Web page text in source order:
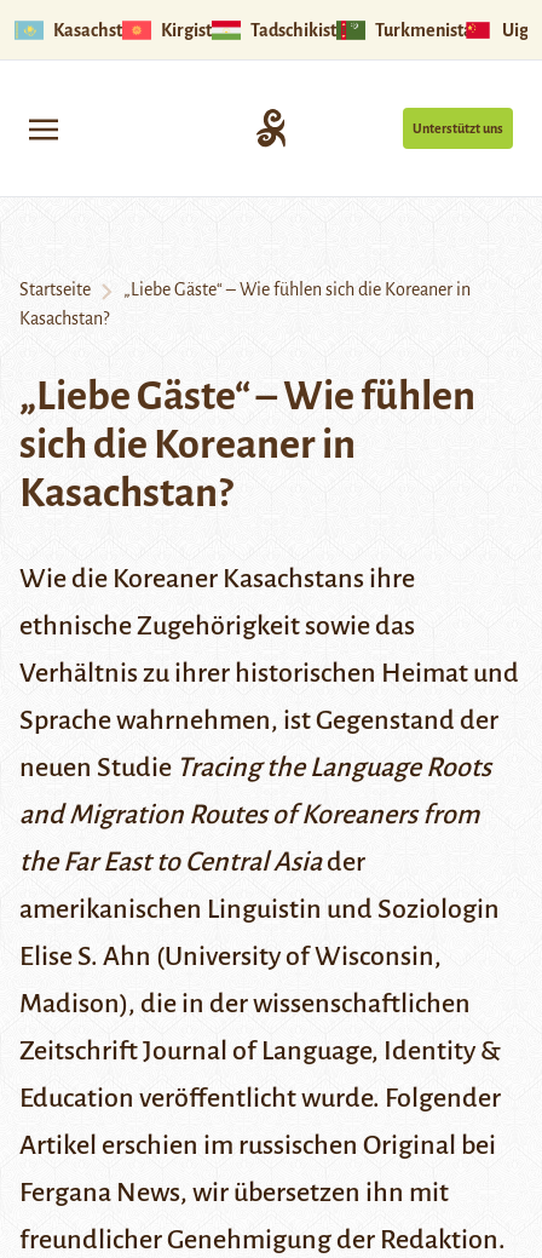
Kasachstan Kirgistan Tadschikistan Turkmenistan
Unterstützt uns
Startseite
„Liebe Gäste“ – Wie fühlen sich die Koreaner in
Kasachstan?
„Liebe Gäste“ – Wie fühlen
sich die Koreaner in
Kasachstan?
Wie die Koreaner Kasachstans ihre
ethnische Zugehörigkeit sowie das
Verhältnis zu ihrer historischen Heimat und
Sprache wahrnehmen, ist Gegenstand der
neuen Studie Tracing the Language Roots
and Migration Routes of Koreaners from
the Far East to Central Asiader
amerikanischen Linguistin und Soziologin
Elise S. Ahn (University of Wisconsin,
Madison), die in der wissenschaftlichen
ZeitschriftJournal of Language, Identity &
Education veröffentlicht wurde. Folgender
Artikel erschien im russischen Original bei
Fergana News, wir übersetzen ihn mit
freundlicher Genehmigung der Redaktion.